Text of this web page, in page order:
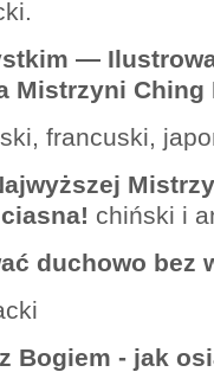
—
Mistrzyni Ching
francuski,
chiński i
duchowo bez
Bogiem - jak